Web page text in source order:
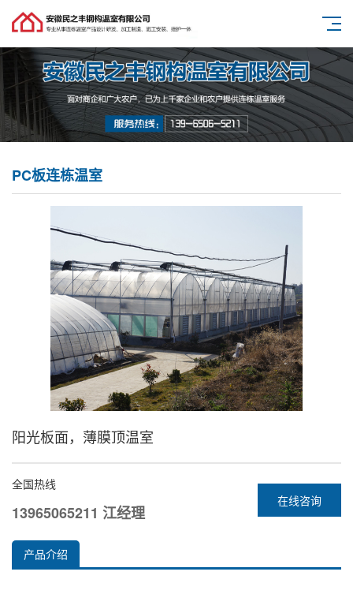
PC板连栋温室
阳光板面，薄膜顶温室
在线咨询
全国热线
13965065211 江经理
产品介绍